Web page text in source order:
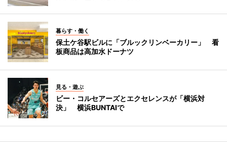
暮らす・働く
保土ケ谷駅ビルに「ブルックリンベーカリー」 看
板商品は高加水ドーナツ
見る・遊ぶ
ビー・コルセアーズとエクセレンスが「横浜対
決」 横浜BUNTAIで